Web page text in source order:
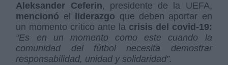
Aleksander Ceferin, presidente de la UEFA,
mencionó el liderazgo que deben aportar en
un momento crítico ante la crisis del covid-19:
“Es en un momento como este cuando la
comunidad del fútbol necesita demostrar
responsabilidad, unidad y solidaridad”.